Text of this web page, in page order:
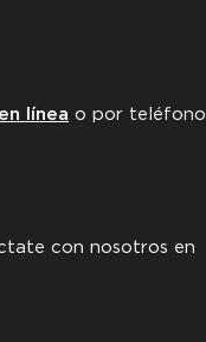
en línea o por teléfono
con nosotros en